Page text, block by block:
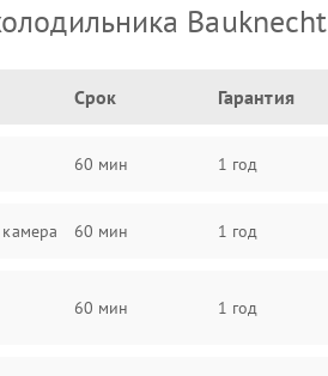
Bauknecht
Срок Гарантия
60 мин 1 год
60 мин 1 год
60 мин 1 год